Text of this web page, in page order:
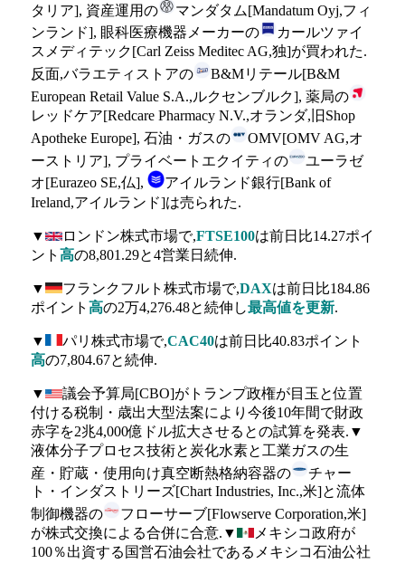
タリア], 資産運用の
マンダタム[Mandatum Oyj,フィ
ンランド], 眼科医療機器メーカーの
カールツァイ
スメディテック[Carl Zeiss Meditec AG,独]が買われた.
反面,バラエティストアの
B&Mリテール[B&M
European Retail Value S.A.,ルクセンブルク], 薬局の
レッドケア[Redcare Pharmacy N.V.,オランダ,旧Shop
Apotheke Europe], 石油・ガスの
OMV[OMV AG,オ
ーストリア], プライベートエクイティの
ユーラゼ
オ[Eurazeo SE,仏],
アイルランド銀行[Bank of
Ireland,アイルランド]は売られた.
▼ ロンドン株式市場で,FTSE100は前日比14.27ポイ
ント 高の8,801.29と4営業日続伸.
▼ フランクフルト株式市場で,DAXは前日比184.86
ポイント 高の2万4,276.48と続伸し最高値を更新.
▼ パリ株式市場で,CAC40は前日比40.83ポイント
高の7,804.67と続伸.
▼
議会予算局[CBO]がトランプ政権が目玉と位置
付ける税制・歳出大型法案により今後10年間で財政
赤字を2兆4,000億ドル拡大させるとの試算を発表.▼
液体分子プロセス技術と炭化水素と工業ガスの生
産・貯蔵・使用向け真空断熱格納容器の
チャー
ト・インダストリーズ[Chart Industries, Inc.,米]と流体
制御機器の
フローサーブ[Flowserve Corporation,米]
が株式交換による合併に合意.▼
メキシコ政府が
100％出資する国営石油会社であるメキシコ石油公社